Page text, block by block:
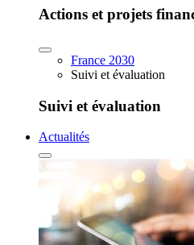
Actions et projets
France 2030
Suivi et évaluation
Suivi et évaluation
Actualités